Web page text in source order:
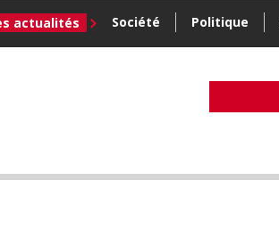
actualités Société Politique